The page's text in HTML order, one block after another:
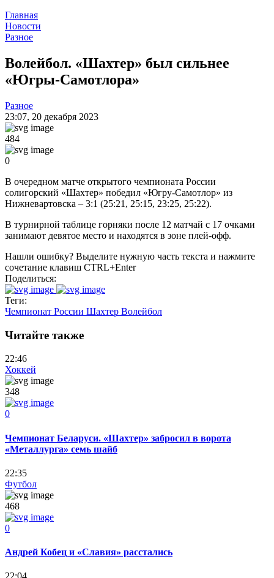
Главная
Новости
Разное
Волейбол. «Шахтер» был сильнее
«Югры-Самотлора»
Разное
23:07, 20 декабря 2023
484
0
В очередном матче открытого чемпионата России
солигорский «Шахтер» победил «Югру-Самотлор» из
Нижневартовска – 3:1 (25:21, 25:15, 23:25, 25:22).
В турнирной таблице горняки после 12 матчай с 17 очками
занимают девятое место и находятся в зоне плей-офф.
Нашли ошибку? Выделите нужную часть текста и нажмите
сочетание клавиш CTRL+Enter
Поделиться:
Теги:
Чемпионат России Шахтер Волейбол
Читайте также
22:46
Хоккей
348
0
Чемпионат Беларуси. «Шахтер» забросил в ворота
«Металлурга» семь шайб
22:35
Футбол
468
0
Андрей Кобец и «Славия» расстались